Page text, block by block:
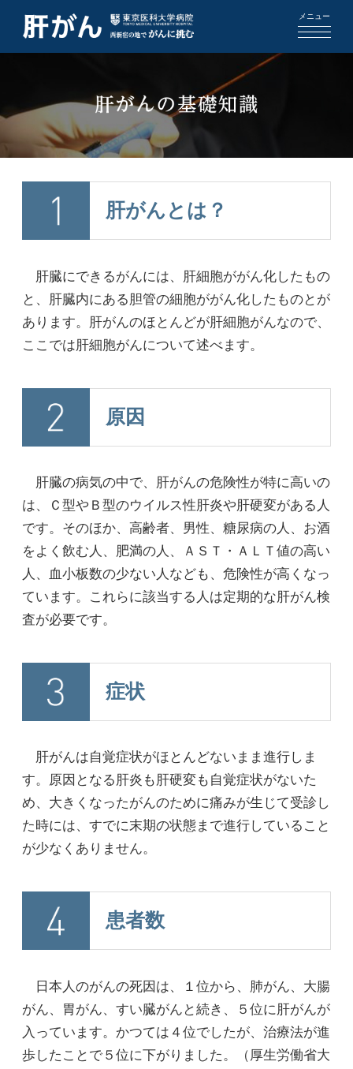
メニュー
肝がんとは？
肝臓にできるがんには、肝細胞ががん化したもの
と、肝臓内にある胆管の細胞ががん化したものとが
あります。肝がんのほとんどが肝細胞がんなので、
ここでは肝細胞がんについて述べます。
原因
肝臓の病気の中で、肝がんの危険性が特に高いの
は、Ｃ型やＢ型のウイルス性肝炎や肝硬変がある人
です。そのほか、高齢者、男性、糖尿病の人、お酒
をよく飲む人、肥満の人、ＡＳＴ・ＡＬＴ値の高い
人、血小板数の少ない人なども、危険性が高くなっ
ています。これらに該当する人は定期的な肝がん検
査が必要です。
症状
肝がんは自覚症状がほとんどないまま進行しま
す。原因となる肝炎も肝硬変も自覚症状がないた
め、大きくなったがんのために痛みが生じて受診し
た時には、すでに末期の状態まで進行していること
が少なくありません。
患者数
日本人のがんの死因は、１位から、肺がん、大腸
がん、胃がん、すい臓がんと続き、５位に肝がんが
入っています。かつては４位でしたが、治療法が進
歩したことで５位に下がりました。（厚生労働省大